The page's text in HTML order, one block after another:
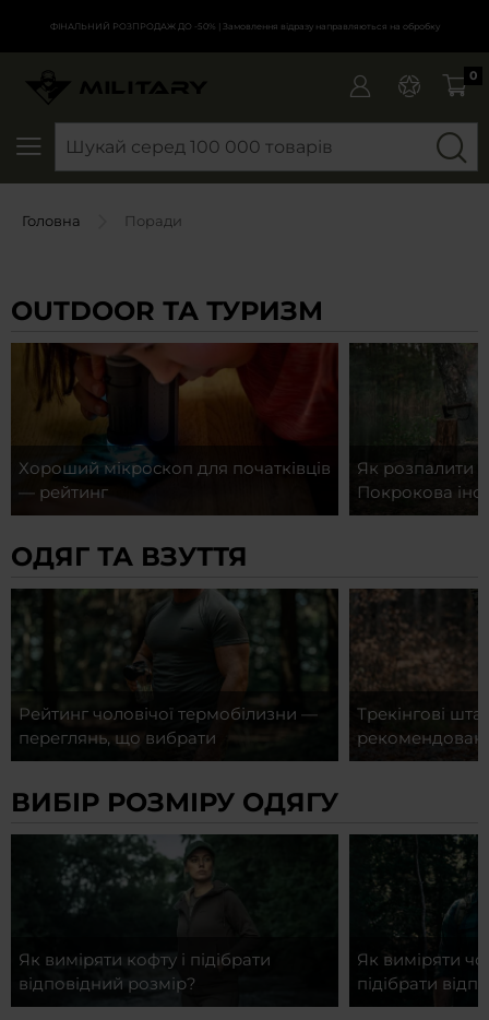
ФІНАЛЬНИЙ РОЗПРОДАЖ ДО -50% | Замовлення відразу направляються на обробку
SEARCH
0
Головна Поради
OUTDOOR ТА ТУРИЗМ
Хороший мікроскоп для початківців
— рейтинг
Як розпалити
Покрокова
ОДЯГ ТА ВЗУТТЯ
Рейтинг чоловічої термобілизни —
переглянь, що вибрати
Трекінгові
ВИБІР РОЗМІРУ ОДЯГУ
Як виміряти кофту і підібрати
відповідний розмір?
Як виміряти
підібрати